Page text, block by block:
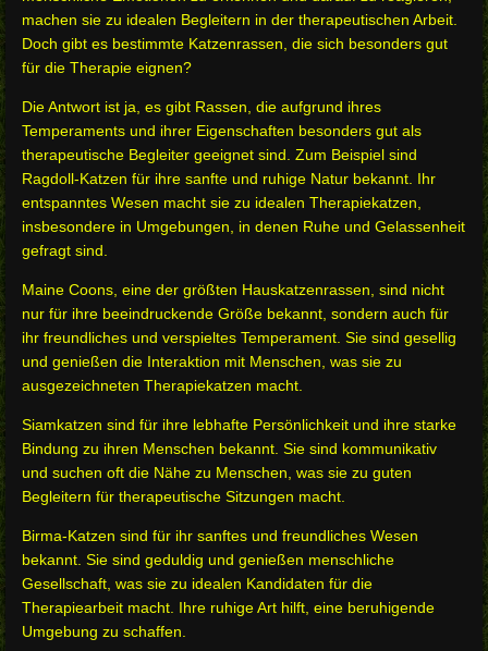
machen sie zu idealen Begleitern in der therapeutischen Arbeit.
Doch gibt es bestimmte Katzenrassen, die sich besonders gut
für die Therapie eignen?
Die Antwort ist ja, es gibt Rassen, die aufgrund ihres
Temperaments und ihrer Eigenschaften besonders gut als
therapeutische Begleiter geeignet sind. Zum Beispiel sind
Ragdoll-Katzen für ihre sanfte und ruhige Natur bekannt. Ihr
entspanntes Wesen macht sie zu idealen Therapiekatzen,
insbesondere in Umgebungen, in denen Ruhe und Gelassenheit
gefragt sind.
Maine Coons, eine der größten Hauskatzenrassen, sind nicht
nur für ihre beeindruckende Größe bekannt, sondern auch für
ihr freundliches und verspieltes Temperament. Sie sind gesellig
und genießen die Interaktion mit Menschen, was sie zu
ausgezeichneten Therapiekatzen macht.
Siamkatzen sind für ihre lebhafte Persönlichkeit und ihre starke
Bindung zu ihren Menschen bekannt. Sie sind kommunikativ
und suchen oft die Nähe zu Menschen, was sie zu guten
Begleitern für therapeutische Sitzungen macht.
Birma-Katzen sind für ihr sanftes und freundliches Wesen
bekannt. Sie sind geduldig und genießen menschliche
Gesellschaft, was sie zu idealen Kandidaten für die
Therapiearbeit macht. Ihre ruhige Art hilft, eine beruhigende
Umgebung zu schaffen.